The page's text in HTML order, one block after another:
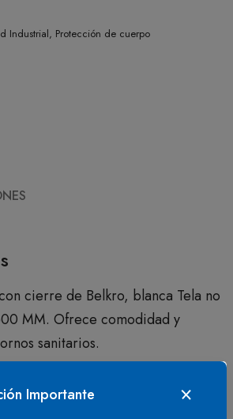
Industrial, Protección de cuerpo
cierre de Belkro, blanca Tela no
MM. Ofrece comodidad y
sanitarios.
de la salud, esta bata
Importante